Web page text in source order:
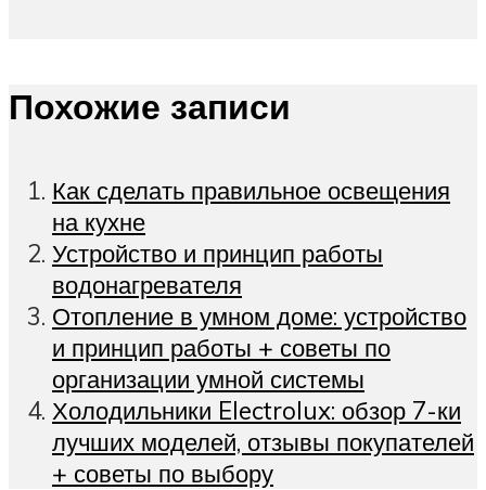
Похожие записи
Как сделать правильное освещения
на кухне
Устройство и принцип работы
водонагревателя
Отопление в умном доме: устройство
и принцип работы + советы по
организации умной системы
Холодильники Electrolux: обзор 7-ки
лучших моделей, отзывы покупателей
+ советы по выбору